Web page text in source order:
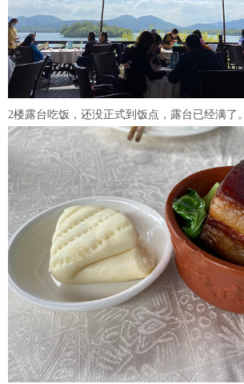
2楼露台吃饭，还没正式到饭点，露台已经满了。